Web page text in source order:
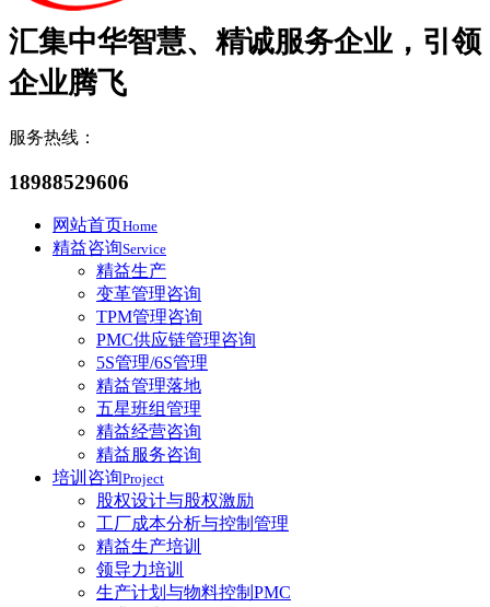
汇集中华智慧、精诚服务企业，引领
企业腾飞
服务热线：
18988529606
网站首页Home
精益咨询Service
精益生产
变革管理咨询
TPM管理咨询
PMC供应链管理咨询
5S管理/6S管理
精益管理落地
五星班组管理
精益经营咨询
精益服务咨询
培训咨询Project
股权设计与股权激励
工厂成本分析与控制管理
精益生产培训
领导力培训
生产计划与物料控制PMC